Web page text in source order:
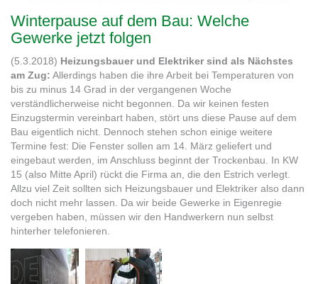
Winterpause auf dem Bau: Welche
Gewerke jetzt folgen
(5.3.2018) Heizungsbauer und Elektriker sind als Nächstes
am Zug: Allerdings haben die ihre Arbeit bei Temperaturen von
bis zu minus 14 Grad in der vergangenen Woche
verständlicherweise nicht begonnen. Da wir keinen festen
Einzugstermin vereinbart haben, stört uns diese Pause auf dem
Bau eigentlich nicht. Dennoch stehen schon einige weitere
Termine fest: Die Fenster sollen am 14. März geliefert und
eingebaut werden, im Anschluss beginnt der Trockenbau. In KW
15 (also Mitte April) rückt die Firma an, die den Estrich verlegt.
Allzu viel Zeit sollten sich Heizungsbauer und Elektriker also dann
doch nicht mehr lassen. Da wir beide Gewerke in Eigenregie
vergeben haben, müssen wir den Handwerkern nun selbst
hinterher telefonieren.